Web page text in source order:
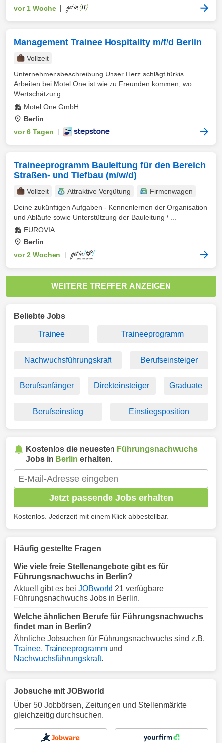
vor 1 Woche
Management Trainee Hospitality m/f/d Berlin
Vollzeit
Unternehmensbeschreibung Unser Herz schlägt türkis.
Arbeiten bei Motel One ist wie zu Freunden kommen, wo
Wertschätzung ...
Motel One GmbH
Berlin
vor 6 Tagen
Traineeprogramm Bauleitung für den Bereich
Straßen- und Tiefbau (m/w/d)
Vollzeit Attraktive Vergütung
Firmenwagen
Deine zukünftigen Aufgaben - Kennenlernen der Organisation
und Abläufe sowie Unterstützung der Bauleitung / ...
EUROVIA
Berlin
vor 2 Wochen
WEITERE TREFFER ANZEIGEN
Beliebte Jobs
Trainee Traineeprogramm
Nachwuchsführungskraft Berufseinsteiger
Berufsanfänger Direkteinsteiger Graduate
Berufseinstieg Einstiegsposition
Kostenlos die neuesten Führungsnachwuchs
Jobs in Berlin erhalten.
Jetzt passende Jobs erhalten
Kostenlos. Jederzeit mit einem Klick abbestellbar.
Häufig gestellte Fragen
Wie viele freie Stellenangebote gibt es für
Führungsnachwuchs in Berlin?
Aktuell gibt es bei JOBworld 21 verfügbare
Führungsnachwuchs Jobs in Berlin.
Welche ähnlichen Berufe für Führungsnachwuchs
findet man in Berlin?
Ähnliche Jobsuchen für Führungsnachwuchs sind z.B.
Trainee, Traineeprogramm und
Nachwuchsführungskraft.
Jobsuche mit JOBworld
Über 50 Jobbörsen, Zeitungen und Stellenmärkte
gleichzeitig durchsuchen.